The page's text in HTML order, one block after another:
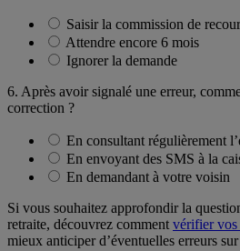
Saisir la commission de
Attendre encore 6 mois
Ignorer la demande
6. Après avoir signalé une erreur,
correction ?
En consultant régulièrement
En envoyant des SMS à la
En demandant à votre voisin
Si vous souhaitez approfondir la
retraite, découvrez comment vérifier vos
mieux anticiper d’éventuelles erreurs